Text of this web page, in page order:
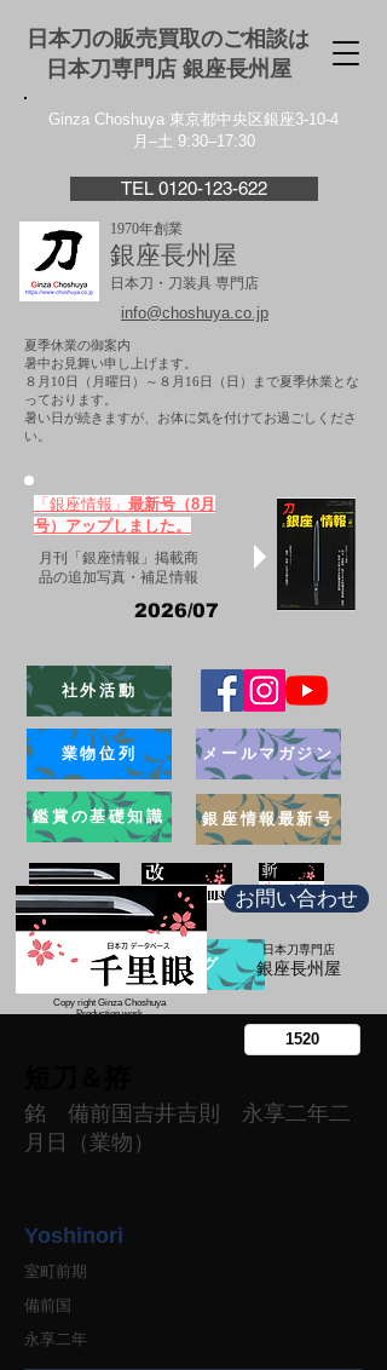
日本刀の販売買取のご相談は
日本刀専門店 銀座⻑州屋
Ginza Choshuya 東京都中央区銀座3-10-4
月–土 9:30–17:30
TEL 0120-123-622
1970年創業
銀座長州屋
日本刀・刀装具 専門店
info@choshuya.co.jp
夏季休業の御案内
暑中お見舞い申し上げます。
８月10日（月曜日）～８月16日（日）まで夏季休業とな
っております。
​暑い日が続きますが、お体に気を付けてお過ごしくださ
い。
「銀座情報」 最新号（8月
号）アップしました。
月刊「銀座情報」掲載商
品の追加写真・補足情報
2026/07
社外活動
業物位列
鑑賞の基礎知識
メールマガジン
銀座情報最新号
ブログ
お問い合わせ
日本刀専門店
​銀座長州屋
Copy right Ginza Choshuya
Production work
銘 備前国吉井吉則 永享二年二
月日（業物）
Yoshinori
室町前期
備前国
永享二年